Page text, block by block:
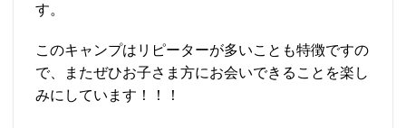
す。
このキャンプはリピーターが多いことも特徴ですの
で、またぜひお子さま方にお会いできることを楽し
みにしています！！！